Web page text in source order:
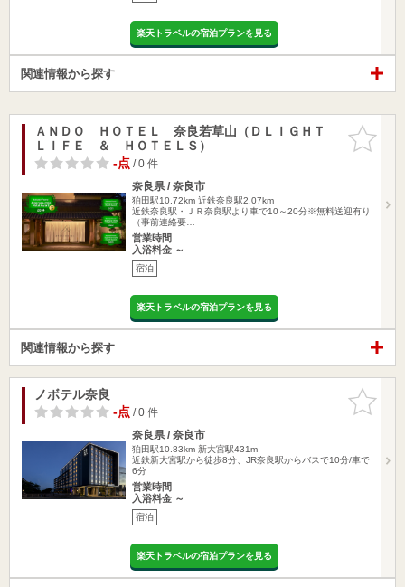
楽天トラベルの宿泊プランを見る
関連情報から探す
お気に入
りに追加
ＡＮＤＯ ＨＯＴＥＬ 奈良若草山（ＤＬＩＧＨＴ
ＬＩＦＥ ＆ ＨＯＴＥＬＳ）
-点/ 0 件
奈良県 / 奈良市
狛田駅10.72km 近鉄奈良駅2.07km
近鉄奈良駅・ＪＲ奈良駅より車で10～20分※無料送迎有り
（事前連絡要…
営業時間
入浴料金 ～
宿泊
楽天トラベルの宿泊プランを見る
関連情報から探す
お気に入
りに追加
ノボテル奈良
-点/ 0 件
奈良県 / 奈良市
狛田駅10.83km 新大宮駅431m
近鉄新大宮駅から徒歩8分、JR奈良駅からバスで10分/車で
6分
営業時間
入浴料金 ～
宿泊
楽天トラベルの宿泊プランを見る